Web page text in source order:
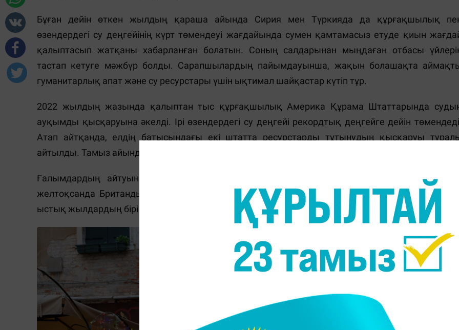
Бұған дейін өткен жылдың қараша айында Сирия мен Түркияда да құрғақшылық
өзендердегі су деңгейінің күрт төмендеуі жағдайында сумен қамтамасыз етуде қиын
қалыптасып жатқаны хабарланған болатын. Соның салдарынан мыңдаған отбасы
тастап кетуге мәжбүр болды. Сарапшылардың пайымдауынша, жақын болашақта
гуманитарлық апат және су ресурстары үшін ықтимал шайқастар күтіп тұр.
2022 жылдың жазында қалыптан тыс құрғақшылық Америка Құрама Штаттарында
ауқымды қысқаруына әкелді. Ірі өзендердегі су деңгейі рекордтық деңгейге дейін
Атап айтқанда, елдің батысындағы екі штатта ресурстарды тұтынудың қысқаруы
айтылды. Тамыз айында Англияның оңтүстік-батысында құрғақшылық жарияланды.
Ғалымдардың айтуынша, биыл жағдайдың өзгеруі екіталай. Британдық The Guardian
желтоқсанда Британдық метеорологиялық қызметке сілтеме жасап, 2023 жыл тарихтағы
ыстық жылдардың бірі болуы мүмкін екенін жазды.